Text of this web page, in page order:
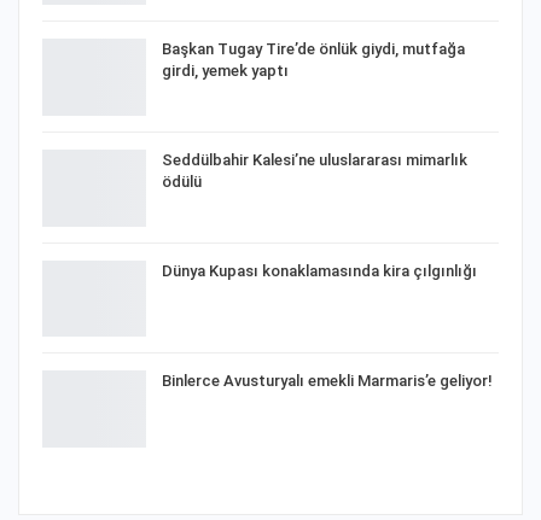
Başkan Tugay Tire’de önlük giydi, mutfağa
girdi, yemek yaptı
Seddülbahir Kalesi’ne uluslararası mimarlık
ödülü
Dünya Kupası konaklamasında kira çılgınlığı
Binlerce Avusturyalı emekli Marmaris’e geliyor!